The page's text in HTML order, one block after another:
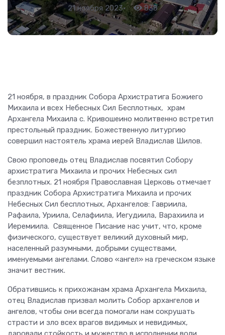
21 ноября 2023• 838
21 ноября, в праздник Собора Архистратига Божиего
Михаила и всех Небесных Сил Бесплотных, храм
Архангела Михаила с. Кривошеино молитвенно встретил
престольный праздник. Божественную литургию
совершил настоятель храма иерей Владислав Шилов.
Свою проповедь отец Владислав посвятил Собору
архистратига Михаила и прочих Небесных сил
безплотных. 21 ноября Православная Церковь отмечает
праздник Собора Архистратига Михаила и прочих
Небесных Сил бесплотных, Архангелов: Гавриила,
Рафаила, Уриила, Селафиила, Иегудиила, Варахиила и
Иеремиила. Священное Писание нас учит, что, кроме
физического, существует великий духовный мир,
населенный разумными, добрыми существами,
именуемыми ангелами. Слово «ангел» на греческом языке
значит вестник.
Обратившись к прихожанам храма Архангела Михаила,
отец Владислав призвал молить Собор архангелов и
ангелов, чтобы они всегда помогали нам сокрушать
страсти и зло всех врагов видимых и невидимых,